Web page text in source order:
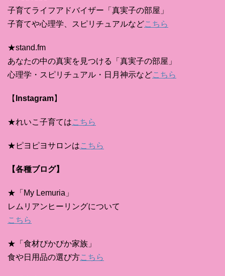
子育てライフアドバイザー「真実子の部屋」
子育てや心理学、スピリチュアルなどこちら
★stand.fm
あなたの中の真実を見つける「真実子の部屋」
心理学・スピリチュアル・日月神示などこちら
【 Instagram】
★れいこ子育てはこちら
★ピヨピヨサロンはこちら
【各種ブログ】
★「My Lemuria」
レムリアンヒーリングについて
こちら
★「食材ぴかぴか家族」
食や日用品の選び方こちら